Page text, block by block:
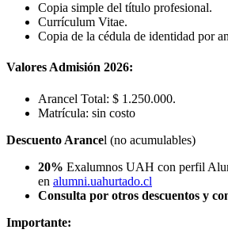
Copia simple del título profesional.
Currículum Vitae.
Copia de la cédula de identidad por
Valores Admisión 2026:
Arancel Total: $ 1.250.000.
Matrícula: sin costo
Descuento Arancel (no acumulables)
20% Exalumnos UAH con perfil
en alumni.uahurtado.cl
Consulta por otros descuentos y
Importante: